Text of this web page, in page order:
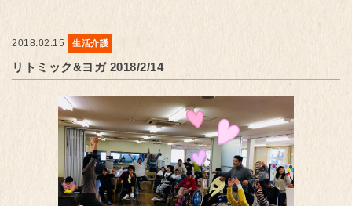
2018.02.15 生活介護
リトミック&ヨガ 2018/2/14